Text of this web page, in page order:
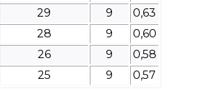
29 9
0,63
28 9
0,60
26 9
0,58
25 9 0,57